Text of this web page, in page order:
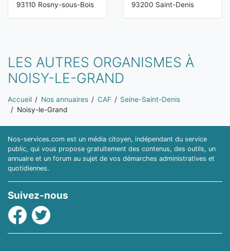
93110 Rosny-sous-Bois
93200 Saint-Denis
LES AUTRES ORGANISMES À
NOISY-LE-GRAND
Vous êtes ici:
Accueil Nos annuaires CAF
Seine-Saint-Denis
Noisy-le-Grand
Nos-services.com est un média citoyen, indépendant du service
public, qui vous propose gratuitement des contenus, des outils, un
annuaire et un forum au sujet de vos démarches administratives et
quotidiennes.
Suivez-nous
Facebook
Twitter